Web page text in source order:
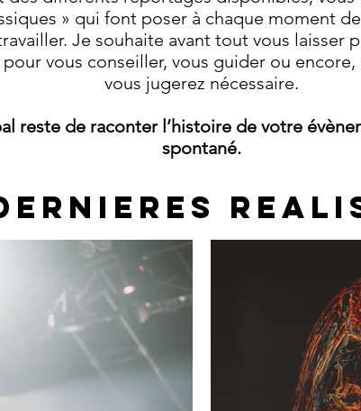
» qui font poser à chaque moment
Je souhaite avant tout vous laisser
vous conseiller, vous guider ou
vous jugerez nécessaire.​
reste de raconter l’histoire de votre
spontané.